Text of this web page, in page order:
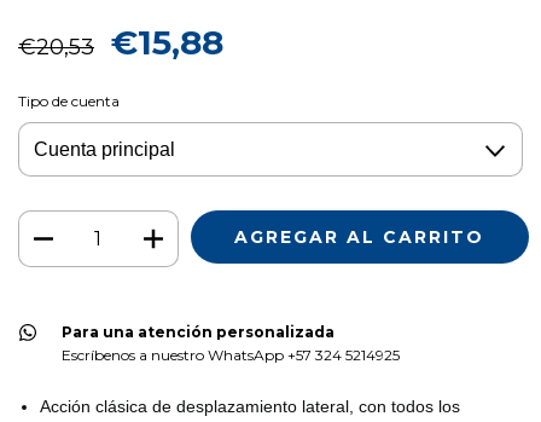
€20,53 €15,88
Tipo de cuenta
Para una atención personalizada
Escríbenos a nuestro WhatsApp +57 324 5214925
Acción clásica de desplazamiento lateral, con todos los